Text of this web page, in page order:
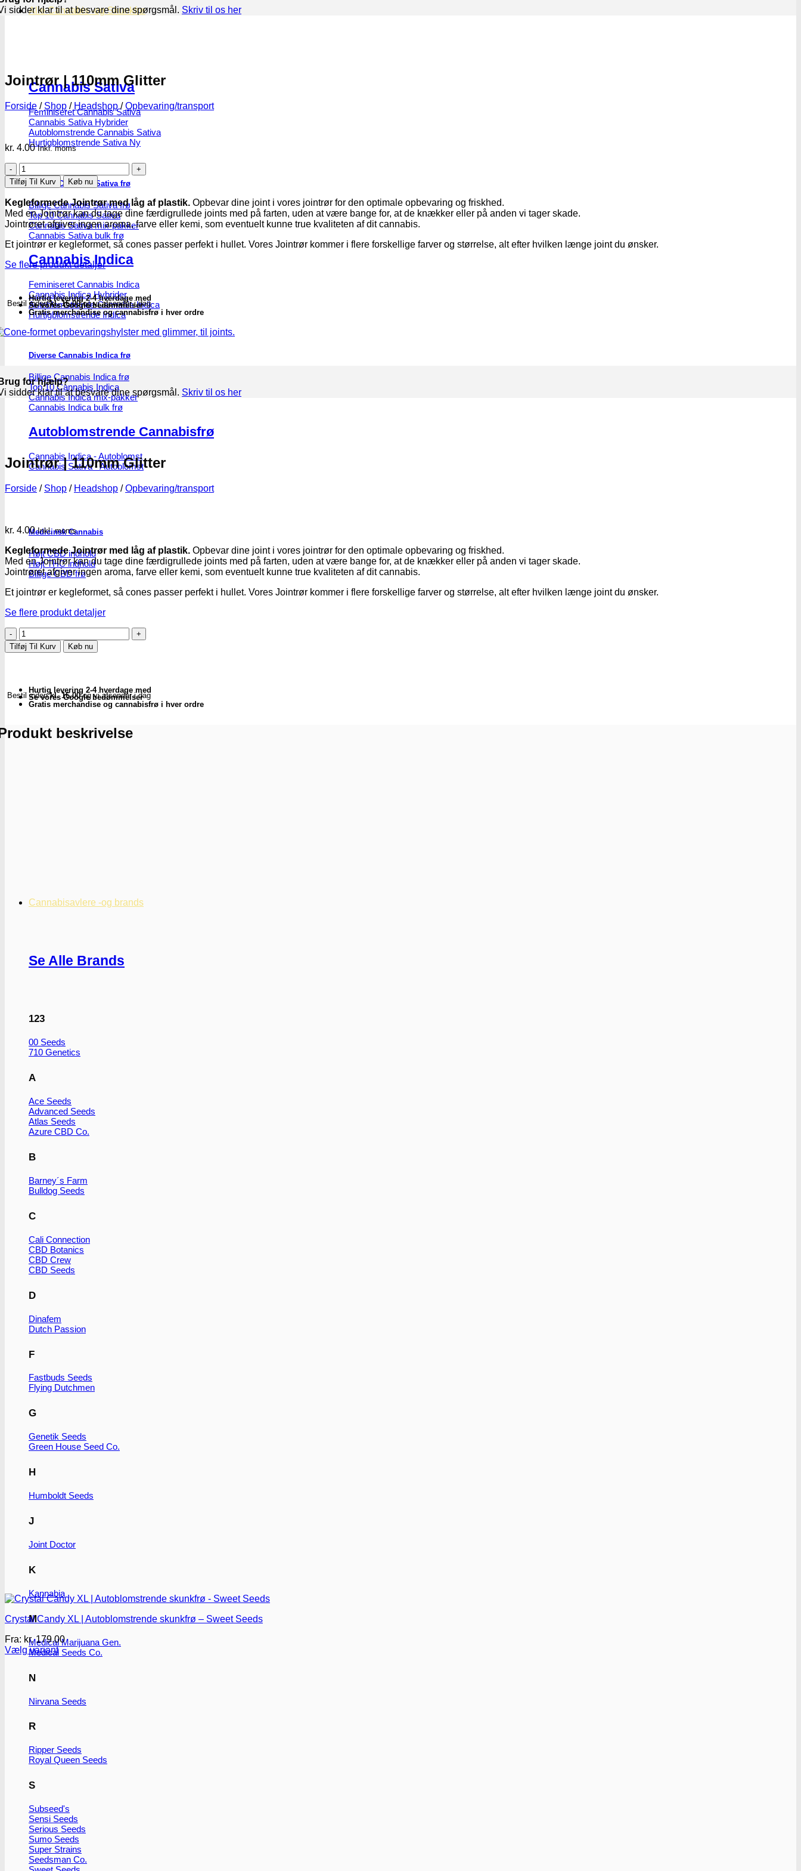
Alle Cannabis -og Skunkfrø
Cannabis Sativa
Feminiseret Cannabis Sativa
Cannabis Sativa Hybrider
Autoblomstrende Cannabis Sativa
Hurtigblomstrende Sativa
Diverse Cannabis Sativa frø
Billige Cannabis Sativa frø
Top 10 Cannabis Sativa
Cannabis Sativa mix-pakker
Cannabis Sativa bulk frø
Cannabis Indica
Feminiseret Cannabis Indica
Cannabis Indica Hybrider
Autoblomstrende Cannabis Indica
Hurtigblomstrende Indica
Diverse Cannabis Indica frø
Billige Cannabis Indica frø
Top 10 Cannabis Indica
Cannabis Indica mix-pakker
Cannabis Indica bulk frø
Autoblomstrende Cannabisfrø
Cannabis Indica - Autoblomst
Cannabis Sativa - Autoblomst
Medicinsk Cannabis
Højt CBD indhold
Højt THC indhold
Billige CBD frø
Cannabisavlere -og brands
Se Alle Brands
123
00 Seeds
710 Genetics
A
Ace Seeds
Advanced Seeds
Atlas Seeds
Azure CBD Co.
B
Barney´s Farm
Bulldog Seeds
C
Cali Connection
CBD Botanics
CBD Crew
CBD Seeds
D
Dinafem
Dutch Passion
F
Fastbuds Seeds
Flying Dutchmen
G
Genetik Seeds
Green House Seed Co.
H
Humboldt Seeds
J
Joint Doctor
K
Kannabia
M
Medical Marijuana Gen.
Medical Seeds Co.
N
Nirvana Seeds
R
Ripper Seeds
Royal Queen Seeds
S
Subseed's
Sensi Seeds
Serious Seeds
Sumo Seeds
Super Strains
Seedsman Co.
sidder klar til at besvare dine spørgsmål. Skriv til os her
Jointrør | 110mm Glitter
Forside / Shop / Headshop / Opbevaring/transport
kr. 4.00 Inkl. moms
Jointrør
|
110mm
Glitter
antal
Tilføj Til Kurv Køb nu
Kegleformede Jointrør med låg af plastik. Opbevar dine joint i vores jointrør for den optimale opbevaring og friskhed.
Med en Jointrør kan du tage dine færdigrullede joints med på farten, uden at være bange for, at de knækker eller på anden vi tager skade.
Jointrøret afgiver ingen aroma, farve eller kemi, som eventuelt kunne true kvaliteten af dit cannabis.
Et jointrør er kegleformet, så cones passer perfekt i hullet. Vores Jointrør kommer i flere forskellige farver og størrelse, alt efter hvilken længe joint du ønsker.
Se flere produkt detaljer
Bestil indenkl. 16.00og vi afsender i dag
Hurtig levering 2-4 hverdage med
Se vores Google bedømmelser
Gratis merchandise og cannabisfrø i hver ordre
for hjælp?
sidder klar til at besvare dine spørgsmål. Skriv til os her
Jointrør | 110mm Glitter
Forside / Shop / Headshop / Opbevaring/transport
kr. 4.00 Inkl. moms
Kegleformede Jointrør med låg af plastik. Opbevar dine joint i vores jointrør for den optimale opbevaring og friskhed.
Med en Jointrør kan du tage dine færdigrullede joints med på farten, uden at være bange for, at de knækker eller på anden vi tager skade.
Jointrøret afgiver ingen aroma, farve eller kemi, som eventuelt kunne true kvaliteten af dit cannabis.
Et jointrør er kegleformet, så cones passer perfekt i hullet. Vores Jointrør kommer i flere forskellige farver og størrelse, alt efter hvilken længe joint du ønsker.
Se flere produkt detaljer
Jointrør
|
110mm
Tilføj Til Kurv Køb nu
Bestil indenkl. 16.00og vi afsender i dag
Hurtig levering 2-4 hverdage med
Se vores Google bedømmelser
Gratis merchandise og cannabisfrø i hver ordre
beskrivelse
Crystal Candy XL | Autoblomstrende skunkfrø – Sweet Seeds
Fra: kr.179.00
Vælg variant
varianter.
varesiden